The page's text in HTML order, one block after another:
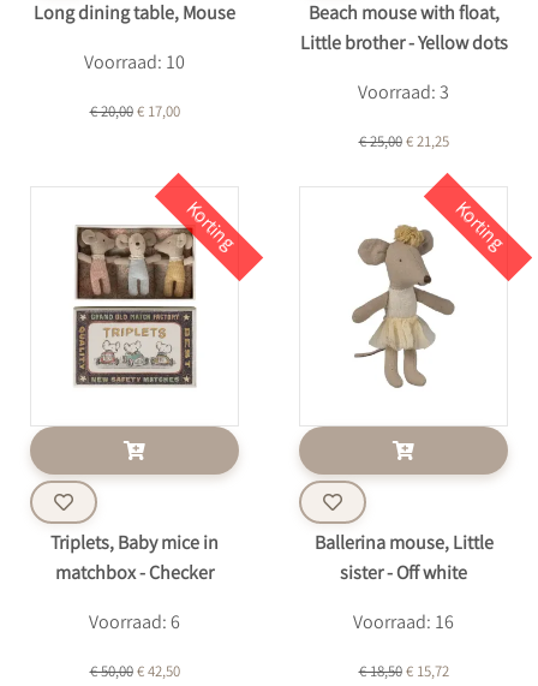
Long dining table, Mouse
Voorraad: 10
€ 20,00€ 17,00
Beach mouse with float,
Little brother - Yellow dots
Voorraad: 3
€ 25,00€ 21,25
Korting
Triplets, Baby mice in
matchbox - Checker
Voorraad: 6
€ 50,00€ 42,50
Korting
Ballerina mouse, Little
sister - Off white
Voorraad: 16
€ 18,50€ 15,72